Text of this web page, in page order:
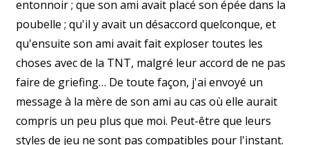
entonnoir ; que son ami avait placé son épée dans la
poubelle ; qu'il y avait un désaccord quelconque, et
qu'ensuite son ami avait fait exploser toutes les
choses avec de la TNT, malgré leur accord de ne pas
faire de griefing… De toute façon, j'ai envoyé un
message à la mère de son ami au cas où elle aurait
compris un peu plus que moi. Peut-être que leurs
styles de jeu ne sont pas compatibles pour l'instant.